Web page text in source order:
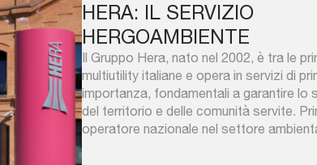
HERA: IL SERVIZIO
HERGOAMBIENTE
Il Gruppo Hera, nato nel 2002, è tra le
multiutility italiane e opera in servizi di
importanza, fondamentali a garantire lo
del territorio e delle comunità servite.
operatore nazionale nel settore